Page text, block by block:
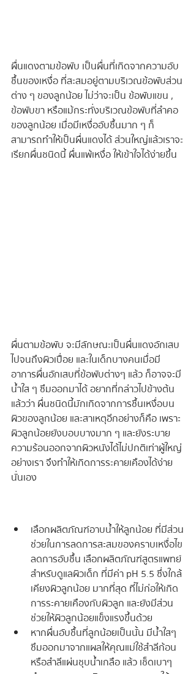
ผื่นแดงตามข้อพับ เป็นผื่นที่เกิดจากความอับ
ชื้นของเหงื่อ ที่สะสมอยู่ตามบริเวณข้อพับส่วน
ต่าง ๆ ของลูกน้อย ไม่ว่าจะเป็น ข้อพับแขน ,
ข้อพับขา หรือแม้กระทั่งบริเวณข้อพับที่ลำคอ
ของลูกน้อย เมื่อมีเหงื่ออับชื้นมาก ๆ ก็
สามารถทำให้เป็นผื่นแดงได้ ส่วนใหญ่แล้วเราจะ
เรียกผื่นชนิดนี้ ผื่นแพ้เหงื่อ ให้เข้าใจได้ง่ายขึ้น
ผื่นตามข้อพับ จะมีลักษณะเป็นผื่นแดงอักเสบ
ไปจนถึงผิวเปื่อย และในเด็กบางคนเมื่อมี
อาการผื่นอักเสบที่ข้อพับต่างๆ แล้ว ก็อาจจะมี
น้ำใส ๆ ซึมออกมาได้ อยากที่กล่าวไปข้างต้น
แล้วว่า ผื่นชนิดนี้มักเกิดจากการชื้นเหงื่อบน
ผิวของลูกน้อย และสาเหตุอีกอย่างก็คือ เพราะ
ผิวลูกน้อยยังบอบบางมาก ๆ และยังระบาย
ความร้อนออกจากผิวหนังได้ไม่ปกติเท่าผู้ใหญ่
อย่างเรา จึงทำให้เกิดการระคายเคืองได้ง่าย
นั่นเอง
เลือกผลิตภัณฑ์อาบน้ำให้ลูกน้อย ที่มีส่วน
ช่วยในการลดการสะสมของคราบเหงื่อไข
ลดการอับชื้น เลือกผลิตภัณฑ์สูตรแพทย์
สำหรับดูแลผิวเด็ก ที่มีค่า pH 5.5 ซึ่งใกล้
เคียงผิวลูกน้อย มากที่สุด ที่ไม่ก่อให้เกิด
การระคายเคืองกับผิวลูก และยังมีส่วน
ช่วยให้ผิวลูกน้อยแข็งแรงขึ้นด้วย
หากผื่นอับชื้นที่ลูกน้อยเป็นนั้น มีน้ำใสๆ
ซึมออกมาจากแผลให้คุณแม่ใช้สำลีก้อน
หรือสำลีแผ่นชุบน้ำเกลือ แล้ว เช็ดเบาๆ